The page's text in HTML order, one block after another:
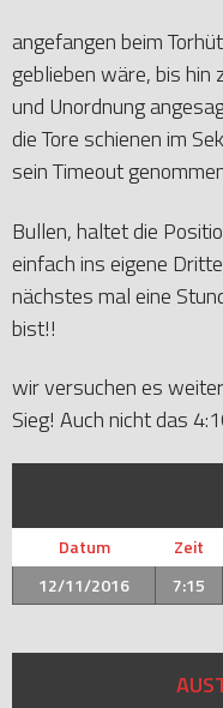
angefangen beim
geblieben wäre, bis
und Unordnung
die Tore schienen im
sein Timeout
Bullen, haltet die
einfach ins eigene
nächstes mal eine
bist!!
wir versuchen es
Sieg! Auch nicht das
Datum Zeit
12/11/2016
7:15